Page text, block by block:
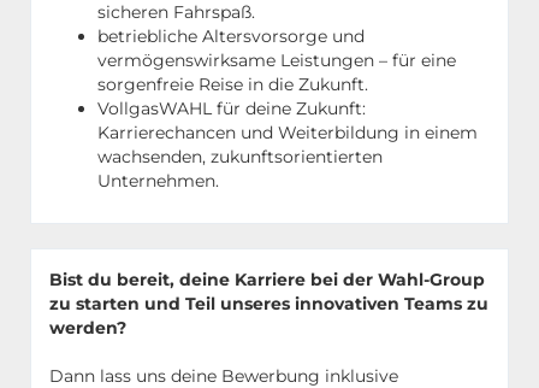
sicheren Fahrspaß.
betriebliche Altersvorsorge und
vermögenswirksame Leistungen – für eine
sorgenfreie Reise in die Zukunft.
VollgasWAHL für deine Zukunft:
Karrierechancen und Weiterbildung in einem
wachsenden, zukunftsorientierten
Unternehmen.
Bist du bereit, deine Karriere bei der Wahl-Group
zu starten und Teil unseres innovativen Teams zu
werden?
Dann lass uns deine Bewerbung inklusive